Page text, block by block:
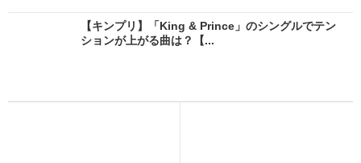
【キンプリ】「King & Prince」のシングルでテン
ションが上がる曲は？【...